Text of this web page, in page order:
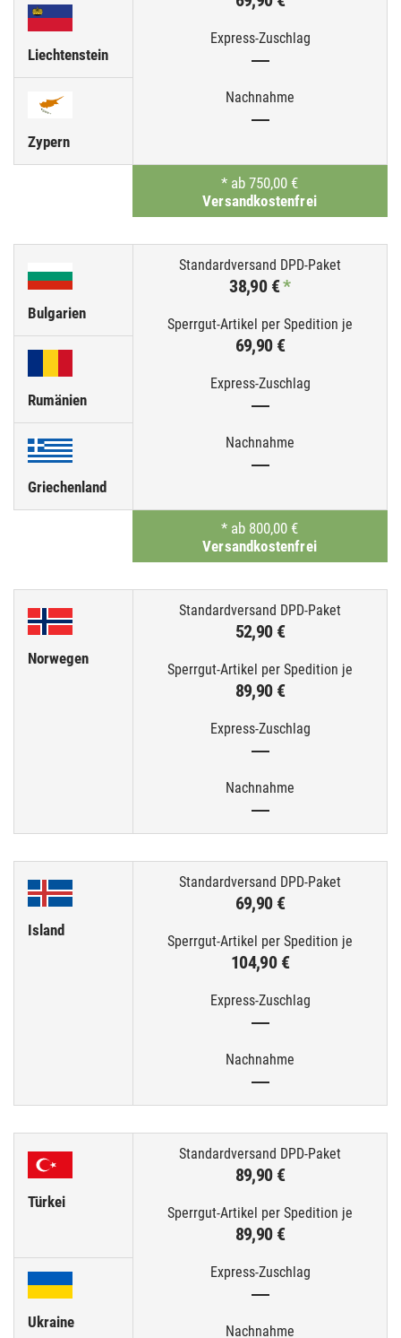
—
—
Liechtenstein
Zypern
* ab 750,00 €
Versandkostenfrei
Bulgarien
38,90 €*
69,90 €
—
—
Rumänien
Griechenland
* ab 800,00 €
Versandkostenfrei
Norwegen
52,90 €
89,90 €
—
—
Island
69,90 €
104,90 €
—
—
Türkei
89,90 €
89,90 €
—
Ukraine